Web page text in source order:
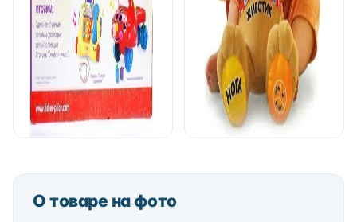
О товаре на фото